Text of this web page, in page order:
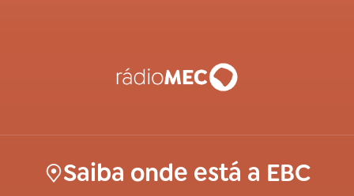
Saiba onde está a EBC